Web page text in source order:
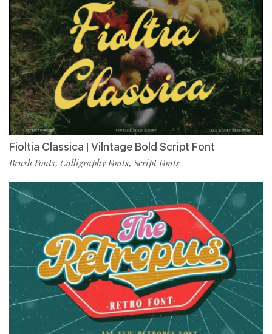
Fioltia Classica | Vilntage Bold Script Font
Brush Fonts, Calligraphy Fonts, Script Fonts